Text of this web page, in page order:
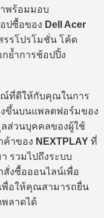
าพร้อมมอบ
ปซื้อของ Dell Acer
รรโปรโมชั่น โค้ด
ย้ำการช้อปปิ้ง
ที่ดีให้กับคุณในการ
ขึ้นบนแพลตฟอร์มของ
ลส่วนบุคคลของผู้ใช้
ค้าของ NEXTPLAY ที่
รวมไปถึงระบบ
งซื้อออนไลน์เพื่อ
พื่อให้คุณสามารถยื่น
ลาดได้